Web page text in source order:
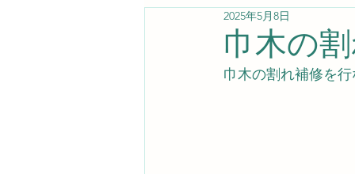
壁 目地
テーブル 玄関タイル
巾木の
2025年5月8日
巾木の割れ補修を